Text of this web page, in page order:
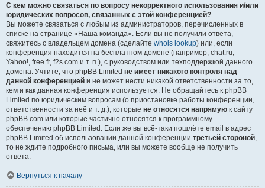
С кем можно связаться по вопросу некорректного использования и/или
юридических вопросов, связанных с этой конференцией?
Вы можете связаться с любым из администраторов, перечисленных в
списке на странице «Наша команда». Если вы не получили ответа,
свяжитесь с владельцем домена (сделайте whois lookup) или, если
конференция находится на бесплатном домене (например, chat.ru,
Yahoo!, free.fr, f2s.com и т. п.), с руководством или техподдержкой данного
домена. Учтите, что phpBB Limited не имеет никакого контроля над
данной конференцией и не может нести никакой ответственности за то,
кем и как данная конференция используется. Не обращайтесь к phpBB
Limited по юридическим вопросам (о приостановке работы конференции,
ответственности за неё и т. д.), которые не относятся напрямую к сайту
phpBB.com или которые частично относятся к программному
обеспечению phpBB Limited. Если же вы всё-таки пошлёте email в адрес
phpBB Limited об использовании данной конференции третьей стороной
то не ждите подробного письма, или вы можете вообще не получить
ответа.
Вернуться к началу